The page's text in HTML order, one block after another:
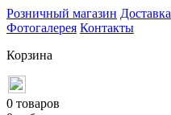
Розничный магазин Доставка
Фотогалерея Контакты
Корзина
0 товаров